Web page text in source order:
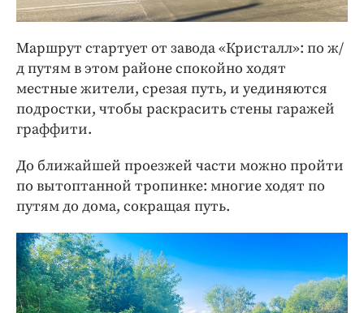
Маршрут стартует от завода «Кристалл»: по ж/
д путям в этом районе спокойно ходят
местные жители, срезая путь, и уединяются
подростки, чтобы раскрасить стены гаражей
граффити.
До ближайшей проезжей части можно пройти
по вытоптанной тропинке: многие ходят по
путям до дома, сокращая путь.